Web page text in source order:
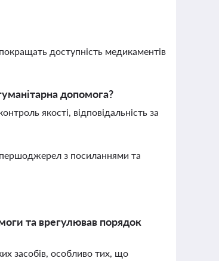
доступність медикаментів
допомога?
якості, відповідальність за
з посиланнями та
та врегулював порядок
засобів, особливо тих, що